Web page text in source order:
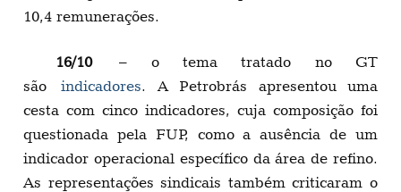
10,4 remunerações.
16/10– o tema tratado no GT
sãoindicadores. A Petrobrás apresentou uma
cesta com cinco indicadores, cuja composição foi
questionada pela FUP, como a ausência de um
indicador operacional específico da área de refino.
As representações sindicais também criticaram o